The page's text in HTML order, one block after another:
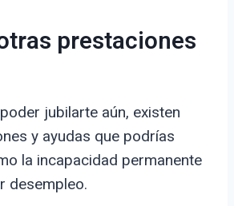
prestaciones
jubilarte aún, existen
y ayudas que podrías
la incapacidad permanente
desempleo.